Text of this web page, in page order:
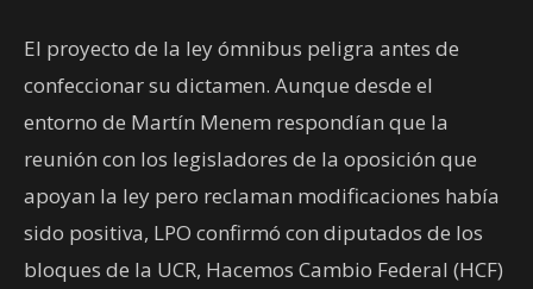
El proyecto de la ley ómnibus peligra antes de
confeccionar su dictamen. Aunque desde el
entorno de Martín Menem respondían que la
reunión con los legisladores de la oposición que
apoyan la ley pero reclaman modificaciones había
sido positiva, LPO confirmó con diputados de los
bloques de la UCR, Hacemos Cambio Federal (HCF)